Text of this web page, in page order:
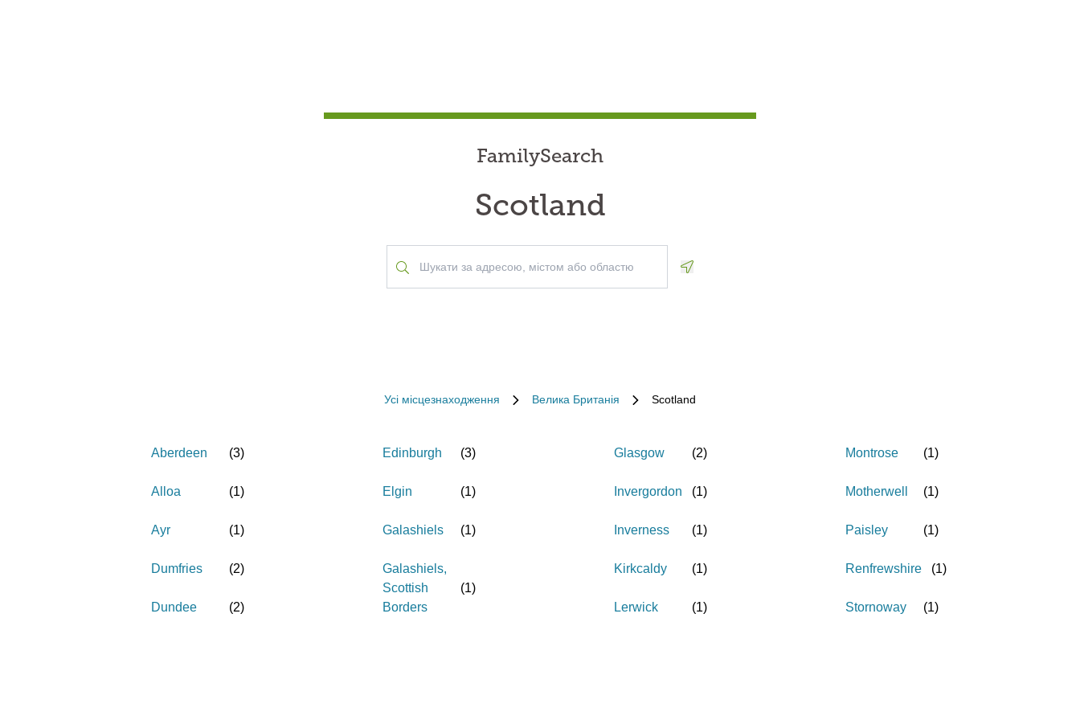
FamilySearch
Scotland
Усі місцезнаходження Велика Британія Scotland
Aberdeen (3)
Alloa (1)
Ayr (1)
Dumfries (2)
Dundee (2)
Edinburgh (3)
Elgin (1)
Galashiels (1)
Galashiels,
Scottish
Borders
(1)
Glasgow (2)
Invergordon (1)
Inverness (1)
Kirkcaldy (1)
Lerwick (1)
Montrose (1)
Motherwell (1)
Paisley (1)
Renfrewshire (1)
Stornoway (1)